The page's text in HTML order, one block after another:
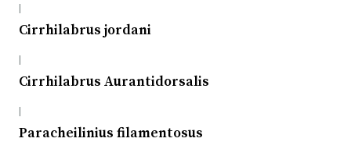
|
Cirrhilabrus jordani
|
Cirrhilabrus Aurantidorsalis
|
Paracheilinius filamentosus